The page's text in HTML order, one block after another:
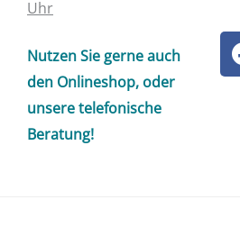
Uhr
Nutzen Sie gerne auch
den Onlineshop, oder
unsere telefonische
Beratung!